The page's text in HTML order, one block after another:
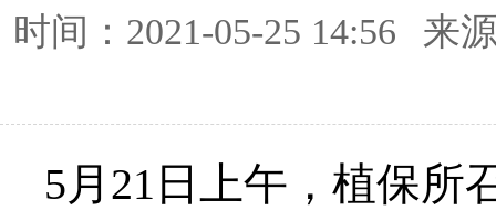
时间：2021-05-25 14:56 来
5月21日上午，植保所